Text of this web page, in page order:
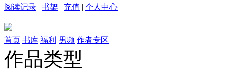
阅读记录 | 书架 | 充值 | 个人中心
首页 书库 福利 男频 作者专区
作品类型